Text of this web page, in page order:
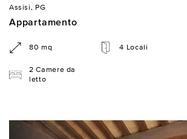
Assisi, PG
Appartamento
80 mq 4 Locali
2 Camere da
letto